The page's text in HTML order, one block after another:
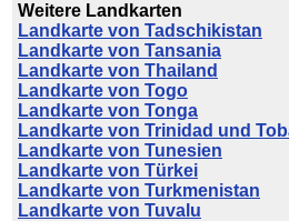
Weitere Landkarten
Landkarte von Tadschikistan
Landkarte von Tansania
Landkarte von Thailand
Landkarte von Togo
Landkarte von Tonga
Landkarte von Trinidad und
Landkarte von Tunesien
Landkarte von Türkei
Landkarte von Turkmenistan
Landkarte von Tuvalu